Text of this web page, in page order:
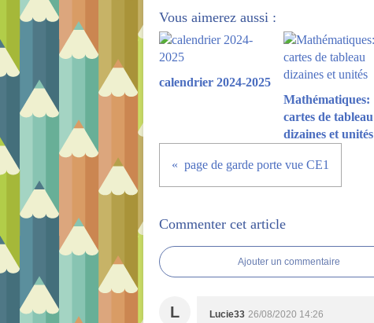
Vous aimerez aussi :
calendrier 2024-2025
Mathématiques:
cartes de tableau
dizaines et unités
page de garde porte vue CE1
Commenter cet article
Ajouter un commentaire
L Lucie33 26/08/2020 14:26